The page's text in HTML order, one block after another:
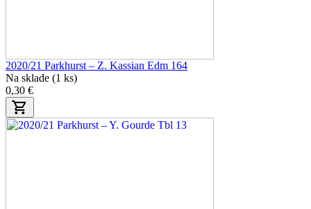
2020/21 Parkhurst – Z. Kassian Edm 164
Na sklade (1 ks)
0,30 €